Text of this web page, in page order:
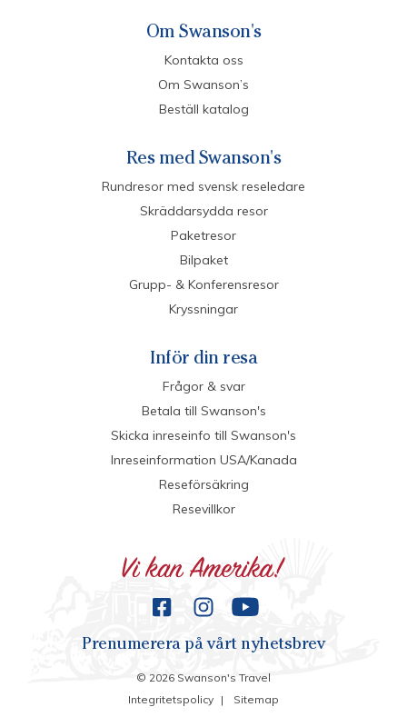
Om Swanson's
Kontakta oss
Om Swanson’s
Beställ katalog
Res med Swanson's
Rundresor med svensk reseledare
Skräddarsydda resor
Paketresor
Bilpaket
Grupp- & Konferensresor
Kryssningar
Inför din resa
Frågor & svar
Betala till Swanson's
Skicka inreseinfo till Swanson's
Inreseinformation USA/Kanada
Reseförsäkring
Resevillkor
Prenumerera på vårt nyhetsbrev
© 2026 Swanson's Travel
Integritetspolicy | Sitemap